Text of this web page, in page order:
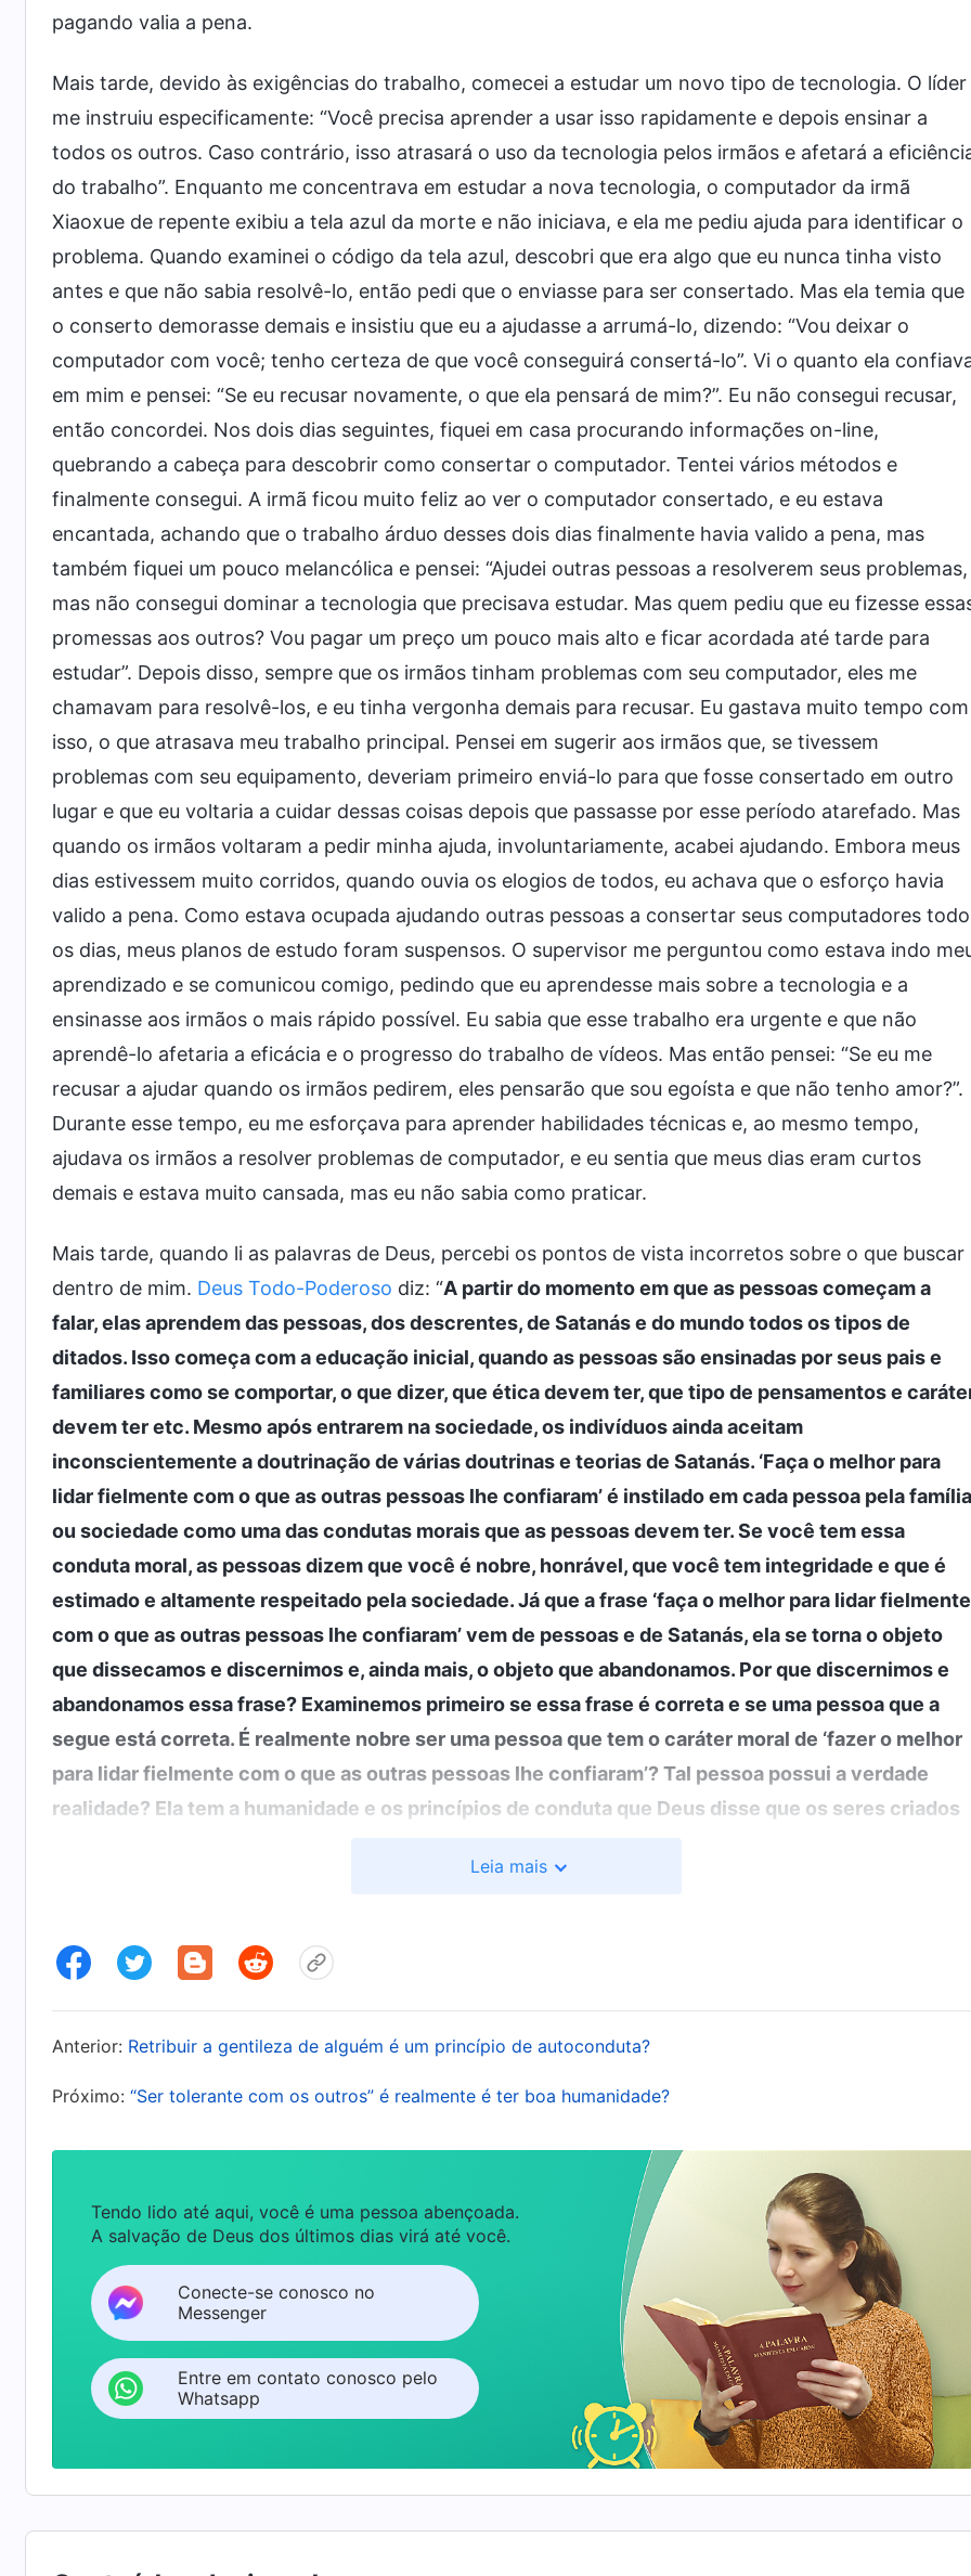
pagando valia a pena.
Mais tarde, devido às exigências do trabalho, comecei a estudar um novo tipo de tecnologia. O líder
me instruiu especificamente: “Você precisa aprender a usar isso rapidamente e depois ensinar a
todos os outros. Caso contrário, isso atrasará o uso da tecnologia pelos irmãos e afetará a
do trabalho”. Enquanto me concentrava em estudar a nova tecnologia, o computador da irmã
Xiaoxue de repente exibiu a tela azul da morte e não iniciava, e ela me pediu ajuda para identificar o
problema. Quando examinei o código da tela azul, descobri que era algo que eu nunca tinha visto
antes e que não sabia resolvê-lo, então pedi que o enviasse para ser consertado. Mas ela temia que
o conserto demorasse demais e insistiu que eu a ajudasse a arrumá-lo, dizendo: “Vou deixar o
computador com você; tenho certeza de que você conseguirá consertá-lo”. Vi o quanto ela
em mim e pensei: “Se eu recusar novamente, o que ela pensará de mim?”. Eu não consegui recusar,
então concordei. Nos dois dias seguintes, fiquei em casa procurando informações on-line,
quebrando a cabeça para descobrir como consertar o computador. Tentei vários métodos e
finalmente consegui. A irmã ficou muito feliz ao ver o computador consertado, e eu estava
encantada, achando que o trabalho árduo desses dois dias finalmente havia valido a pena, mas
também fiquei um pouco melancólica e pensei: “Ajudei outras pessoas a resolverem seus problemas,
mas não consegui dominar a tecnologia que precisava estudar. Mas quem pediu que eu fizesse
promessas aos outros? Vou pagar um preço um pouco mais alto e ficar acordada até tarde para
estudar”. Depois disso, sempre que os irmãos tinham problemas com seu computador, eles me
chamavam para resolvê-los, e eu tinha vergonha demais para recusar. Eu gastava muito tempo com
isso, o que atrasava meu trabalho principal. Pensei em sugerir aos irmãos que, se tivessem
problemas com seu equipamento, deveriam primeiro enviá-lo para que fosse consertado em outro
lugar e que eu voltaria a cuidar dessas coisas depois que passasse por esse período atarefado. Mas
quando os irmãos voltaram a pedir minha ajuda, involuntariamente, acabei ajudando. Embora meus
dias estivessem muito corridos, quando ouvia os elogios de todos, eu achava que o esforço havia
valido a pena. Como estava ocupada ajudando outras pessoas a consertar seus computadores
os dias, meus planos de estudo foram suspensos. O supervisor me perguntou como estava indo
aprendizado e se comunicou comigo, pedindo que eu aprendesse mais sobre a tecnologia e a
ensinasse aos irmãos o mais rápido possível. Eu sabia que esse trabalho era urgente e que não
aprendê-lo afetaria a eficácia e o progresso do trabalho de vídeos. Mas então pensei: “Se eu me
recusar a ajudar quando os irmãos pedirem, eles pensarão que sou egoísta e que não tenho amor?”.
Durante esse tempo, eu me esforçava para aprender habilidades técnicas e, ao mesmo tempo,
ajudava os irmãos a resolver problemas de computador, e eu sentia que meus dias eram curtos
demais e estava muito cansada, mas eu não sabia como praticar.
Mais tarde, quando li as palavras de Deus, percebi os pontos de vista incorretos sobre o que buscar
dentro de mim. Deus Todo-Poderoso diz: “A partir do momento em que as pessoas começam a
falar, elas aprendem das pessoas, dos descrentes, de Satanás e do mundo todos os tipos de
ditados. Isso começa com a educação inicial, quando as pessoas são ensinadas por seus pais e
familiares como se comportar, o que dizer, que ética devem ter, que tipo de pensamentos e
devem ter etc. Mesmo após entrarem na sociedade, os indivíduos ainda aceitam
inconscientemente a doutrinação de várias doutrinas e teorias de Satanás. ‘Faça o melhor para
lidar fielmente com o que as outras pessoas lhe confiaram’ é instilado em cada pessoa pela família
ou sociedade como uma das condutas morais que as pessoas devem ter. Se você tem essa
conduta moral, as pessoas dizem que você é nobre, honrável, que você tem integridade e que é
estimado e altamente respeitado pela sociedade. Já que a frase ‘faça o melhor para lidar fielmente
com o que as outras pessoas lhe confiaram’ vem de pessoas e de Satanás, ela se torna o objeto
que dissecamos e discernimos e, ainda mais, o objeto que abandonamos. Por que discernimos e
abandonamos essa frase? Examinemos primeiro se essa frase é correta e se uma pessoa que a
segue está correta. É realmente nobre ser uma pessoa que tem o caráter moral de ‘fazer o melhor
para lidar fielmente com o que as outras pessoas lhe confiaram’? Tal pessoa possui a verdade
realidade? Ela tem a humanidade e os princípios de conduta que Deus disse que os seres criados
outras pessoas lhe confiaram’? Primeiro expliquem em palavras próprias o que essa frase
para completá-la.)
Não deveria ser assim? Se alguém lhe confiar uma tarefa, ele não o tem em alta
estima? Ele o tem em alta estima, acredita em você e acredita que você é confiável. Assim, não
importa o que as pessoas peçam para você fazer, você deveria concordar e fazê-lo bem e
completamente de acordo com as exigências delas, para que elas fiquem felizes e satisfeitas. Ao
fazê-lo, você é uma pessoa boa. A implicação é que, se a pessoa que lhe confiou uma tarefa está
forma?(Sim.)Portanto, não é fácil ser visto como uma pessoa boa aos olhos dos outros e ser
O que significa que é ‘fácil’? Significa que o padrão é muito
baixo e nem um pouco nobre. Se você satisfizer o padrão moral de ‘faça o melhor para lidar
fielmente com o que as outras pessoas lhe confiaram’, você será considerado uma pessoa com
conduta moral em tais questões. Implicitamente, significa que você merece a confiança das
pessoas, sua confiança de lidar com tarefas, que você é uma pessoa respeitável e que você é
pessoa boa”(A Palavra, vol. 6: Sobre a busca da verdade, “O que significa buscar a verdade (14)”). Ao
sobre as palavras de Deus, entendi que eu não estava me conduzindo nem agindo de acordo com
elas, mas sim de acordo com as ideias tradicionais instiladas por Satanás, como “faça o melhor para
lidar fielmente com o que as outras pessoas lhe confiaram”. Embora meus pais não tenham incutido
explicitamente essa ideia em mim, observei desde pequena como meu avô lidava com muito
com os assuntos confiados a ele por outras pessoas e que, por mais difíceis ou demorados que
fossem, ele os resolvia, ganhando, assim, o respeito das pessoas ao seu redor e até mesmo sendo
Leia mais
Anterior: Retribuir a gentileza de alguém é um princípio de autoconduta?
Próximo: “Ser tolerante com os outros” é realmente é ter boa humanidade?
Tendo lido até aqui, você é uma pessoa abençoada.
A salvação de Deus dos últimos dias virá até você.
Conecte-se conosco no
Messenger
Entre em contato conosco pelo
Whatsapp